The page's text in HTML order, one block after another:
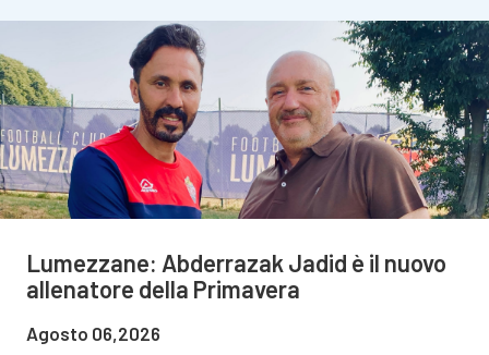
Lumezzane: Abderrazak Jadid è il nuovo
allenatore della Primavera
Agosto 06,2026